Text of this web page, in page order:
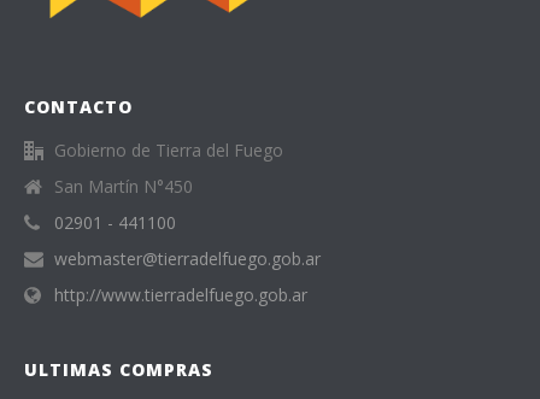
CONTACTO
Gobierno de Tierra del Fuego
San Martín N°450
02901 - 441100
webmaster@tierradelfuego.gob.ar
http://www.tierradelfuego.gob.ar
ULTIMAS COMPRAS